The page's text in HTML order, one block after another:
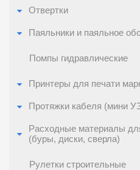
Отвертки
Паяльники и паяльное
Помпы гидравлические
Принтеры для печати
Протяжки кабеля (мини
Расходные материалы
(буры, диски, сверла)
Рулетки строительные